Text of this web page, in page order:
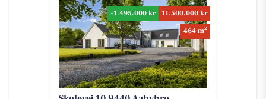
-1.495.000 kr
11.500.000 kr
464 m2